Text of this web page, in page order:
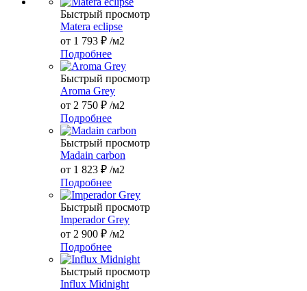
Быстрый просмотр
Matera eclipse
от 1 793 ₽ /м2
Подробнее
Быстрый просмотр
Aroma Grey
от 2 750 ₽ /м2
Подробнее
Быстрый просмотр
Madain carbon
от 1 823 ₽ /м2
Подробнее
Быстрый просмотр
Imperador Grey
от 2 900 ₽ /м2
Подробнее
Быстрый просмотр
Influx Midnight